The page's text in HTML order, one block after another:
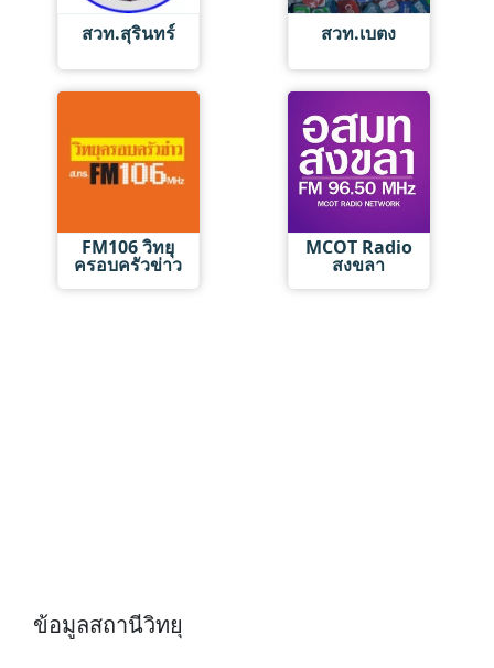
สวท.สุรินทร์ สวท.เบตง
FM106 วิทยุ
ครอบครัวข่าว
MCOT Radio
สงขลา
ข้อมูลสถานีวิทยุ